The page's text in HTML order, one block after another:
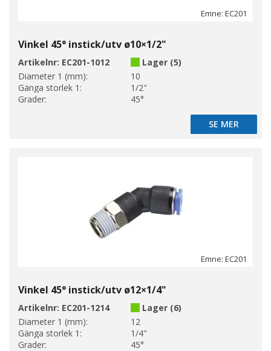
Emne: EC201
Vinkel 45° instick/utv ø10×1/2"
Artikelnr: EC201-1012
Lager (5)
Diameter 1 (mm):
10
Gänga storlek 1:
1/2"
Grader:
45°
SE MER
SE MER
Emne: EC201
Vinkel 45° instick/utv ø12×1/4"
Artikelnr: EC201-1214
Lager (6)
Diameter 1 (mm):
12
Gänga storlek 1:
1/4"
Grader:
45°